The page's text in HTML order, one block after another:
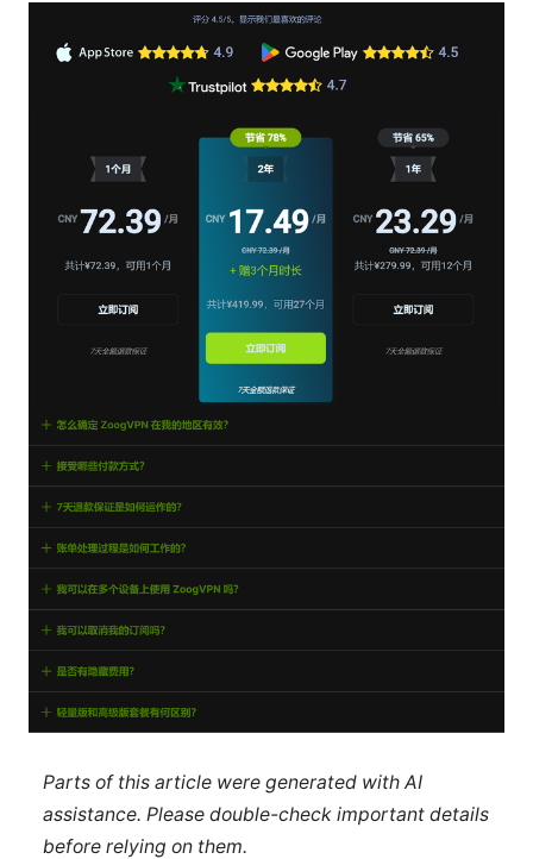
Parts of this article were generated with AI
assistance. Please double-check important details
before relying on them.